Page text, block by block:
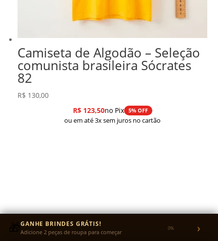
Camiseta de Algodão – Seleção
comunista brasileira Sócrates
82
R$ 130,00
R$123,50no Pix 5% OFF
ou em até 3x sem juros no cartão
🎁GANHE BRINDES GRÁTIS!
Adicione 2 peças de roupa para começar 0% ›